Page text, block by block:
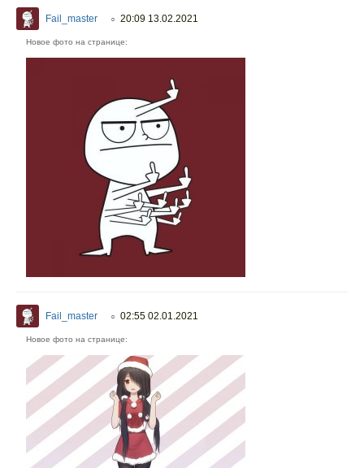
Fail_master ○ 20:09 13.02.2021
Новое фото на странице:
Fail_master ○ 02:55 02.01.2021
Новое фото на странице: